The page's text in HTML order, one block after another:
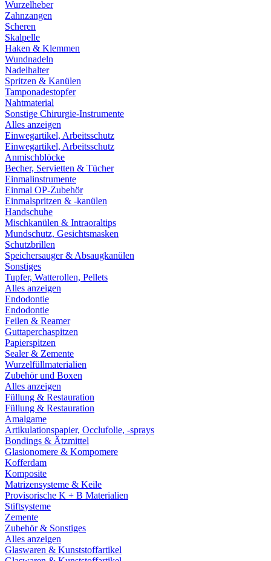
Wurzelheber
Zahnzangen
Scheren
Skalpelle
Haken & Klemmen
Wundnadeln
Nadelhalter
Spritzen & Kanülen
Tamponadestopfer
Nahtmaterial
Sonstige Chirurgie-Instrumente
Alles anzeigen
Einwegartikel, Arbeitsschutz
Einwegartikel, Arbeitsschutz
Anmischblöcke
Becher, Servietten & Tücher
Einmalinstrumente
Einmal OP-Zubehör
Einmalspritzen & -kanülen
Handschuhe
Mischkanülen & Intraoraltips
Mundschutz, Gesichtsmasken
Schutzbrillen
Speichersauger & Absaugkanülen
Sonstiges
Tupfer, Watterollen, Pellets
Alles anzeigen
Endodontie
Endodontie
Feilen & Reamer
Guttaperchaspitzen
Papierspitzen
Sealer & Zemente
Wurzelfüllmaterialien
Zubehör und Boxen
Alles anzeigen
Füllung & Restauration
Füllung & Restauration
Amalgame
Artikulationspapier, Occlufolie, -sprays
Bondings & Ätzmittel
Glasionomere & Kompomere
Kofferdam
Komposite
Matrizensysteme & Keile
Provisorische K + B Materialien
Stiftsysteme
Zemente
Zubehör & Sonstiges
Alles anzeigen
Glaswaren & Kunststoffartikel